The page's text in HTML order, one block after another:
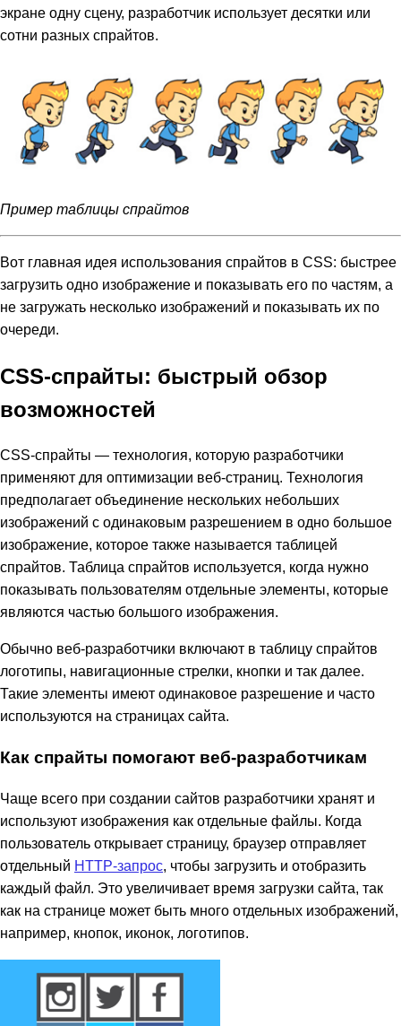
экране одну сцену, разработчик использует десятки или
сотни разных спрайтов.
Пример таблицы спрайтов
Вот главная идея использования спрайтов в CSS: быстрее
загрузить одно изображение и показывать его по частям, а
не загружать несколько изображений и показывать их по
очереди.
CSS-спрайты: быстрый обзор
возможностей
CSS-спрайты — технология, которую разработчики
применяют для оптимизации веб-страниц. Технология
предполагает объединение нескольких небольших
изображений с одинаковым разрешением в одно большое
изображение, которое также называется таблицей
спрайтов. Таблица спрайтов используется, когда нужно
показывать пользователям отдельные элементы, которые
являются частью большого изображения.
Обычно веб-разработчики включают в таблицу спрайтов
логотипы, навигационные стрелки, кнопки и так далее.
Такие элементы имеют одинаковое разрешение и часто
используются на страницах сайта.
Как спрайты помогают веб-разработчикам
Чаще всего при создании сайтов разработчики хранят и
используют изображения как отдельные файлы. Когда
пользователь открывает страницу, браузер отправляет
отдельный HTTP-запрос, чтобы загрузить и отобразить
каждый файл. Это увеличивает время загрузки сайта, так
как на странице может быть много отдельных изображений,
например, кнопок, иконок, логотипов.